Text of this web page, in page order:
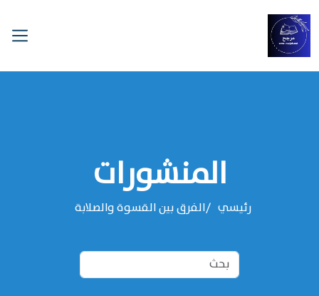
المنشورات
رئيسي الفرق بين القسوة والصلابة